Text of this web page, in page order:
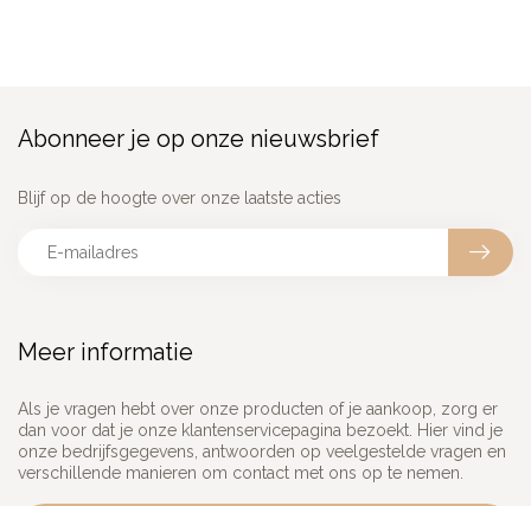
Meer informatie
Als je vragen hebt over onze producten of je aankoop, zorg er
dan voor dat je onze klantenservicepagina bezoekt. Hier vind je
onze bedrijfsgegevens, antwoorden op veelgestelde vragen en
verschillende manieren om contact met ons op te nemen.
Abonneer je op onze nieuwsbrief
Blijf op de hoogte over onze laatste acties